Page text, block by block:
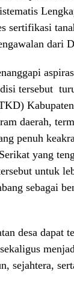
sertifikasi
dari
tersebut
daerah,
penuh
yang
untuk
sebagai
desa dapat
sejahtera,